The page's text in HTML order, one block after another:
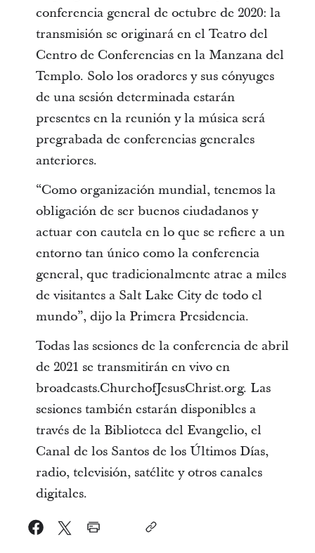
conferencia general de octubre de 2020: la
transmisión se originará en el Teatro del
Centro de Conferencias en la Manzana del
Templo. Solo los oradores y sus cónyuges
de una sesión determinada estarán
presentes en la reunión y la música será
pregrabada de conferencias generales
anteriores.
“Como organización mundial, tenemos la
obligación de ser buenos ciudadanos y
actuar con cautela en lo que se refiere a un
entorno tan único como la conferencia
general, que tradicionalmente atrae a miles
de visitantes a Salt Lake City de todo el
mundo”, dijo la Primera Presidencia.
Todas las sesiones de la conferencia de abril
de 2021 se transmitirán en vivo en
broadcasts.ChurchofJesusChrist.org. Las
sesiones también estarán disponibles a
través de la Biblioteca del Evangelio, el
Canal de los Santos de los Últimos Días,
radio, televisión, satélite y otros canales
digitales.